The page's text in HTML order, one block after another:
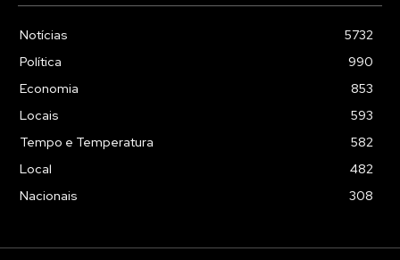
Notícias
5732
Política
990
Economia
853
Locais
593
Tempo e Temperatura
582
Local
482
Nacionais
308